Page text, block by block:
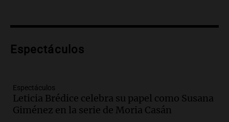
pago en chachos para empleados
Noticias
Audio.
Actualidad
Episodios
Espectáculos
Espectáculos
Leticia Brédice celebra su papel como Susana
Giménez en la serie de Moria Casán